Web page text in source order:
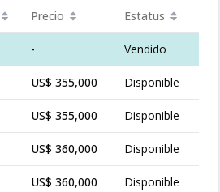
Precio Estatus
- Vendido
US$ 355,000 Disponible
US$ 355,000 Disponible
US$ 360,000 Disponible
US$ 360,000 Disponible